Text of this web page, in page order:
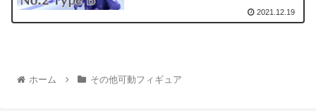
2021.12.19
ホーム その他可動フィギュア